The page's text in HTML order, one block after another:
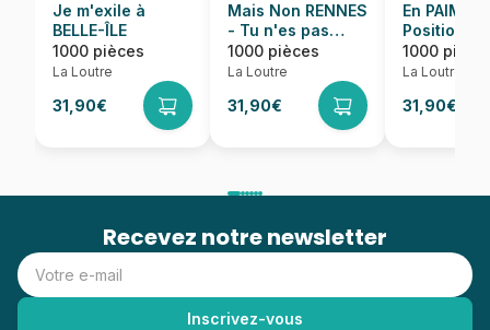
Je m'exile à
BELLE-ÎLE
1000 pièces
La Loutre
31,90€
Mais Non RENNES
- Tu n'es pas
Vilaine
1000 pièces
La Loutre
31,90€
En
Position
1000
La Loutre
31,90€
Recevez notre newsletter